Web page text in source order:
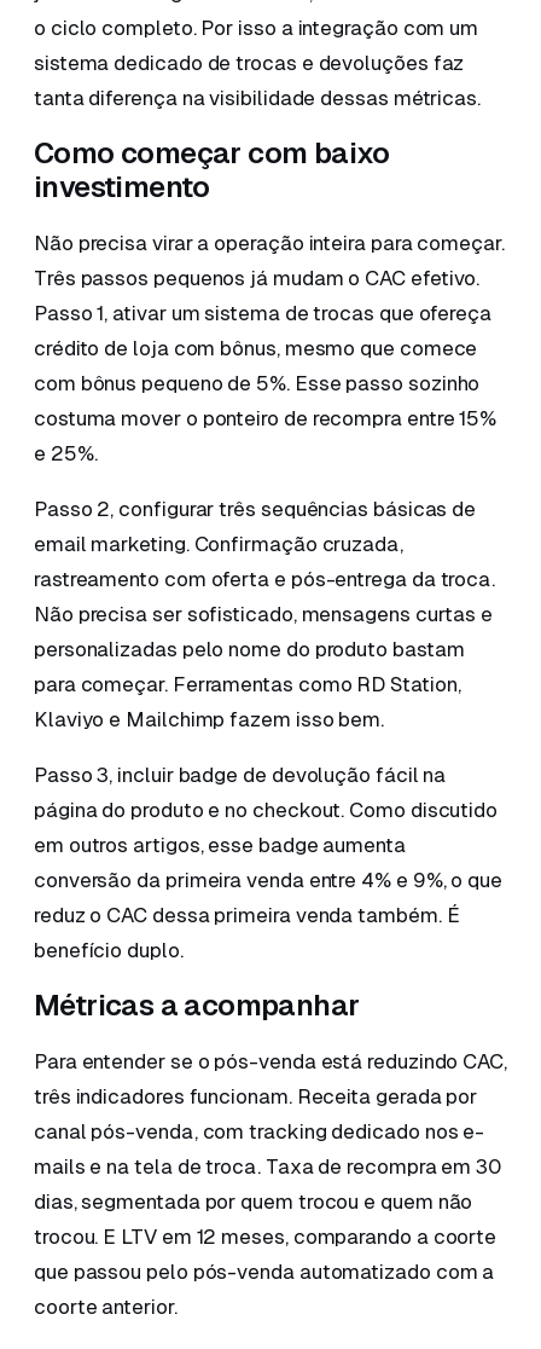
o ciclo completo. Por isso a integração com um
sistema dedicado de trocas e devoluções faz
tanta diferença na visibilidade dessas métricas.
Como começar com baixo
investimento
Não precisa virar a operação inteira para começar.
Três passos pequenos já mudam o CAC efetivo.
Passo 1, ativar um sistema de trocas que ofereça
crédito de loja com bônus, mesmo que comece
com bônus pequeno de 5%. Esse passo sozinho
costuma mover o ponteiro de recompra entre 15%
e 25%.
Passo 2, configurar três sequências básicas de
email marketing. Confirmação cruzada,
rastreamento com oferta e pós-entrega da troca.
Não precisa ser sofisticado, mensagens curtas e
personalizadas pelo nome do produto bastam
para começar. Ferramentas como RD Station,
Klaviyo e Mailchimp fazem isso bem.
Passo 3, incluir badge de devolução fácil na
página do produto e no checkout. Como discutido
em outros artigos, esse badge aumenta
conversão da primeira venda entre 4% e 9%, o que
reduz o CAC dessa primeira venda também. É
benefício duplo.
Métricas a acompanhar
Para entender se o pós-venda está reduzindo CAC,
três indicadores funcionam. Receita gerada por
canal pós-venda, com tracking dedicado nos e-
mails e na tela de troca. Taxa de recompra em 30
dias, segmentada por quem trocou e quem não
trocou. E LTV em 12 meses, comparando a coorte
que passou pelo pós-venda automatizado com a
coorte anterior.